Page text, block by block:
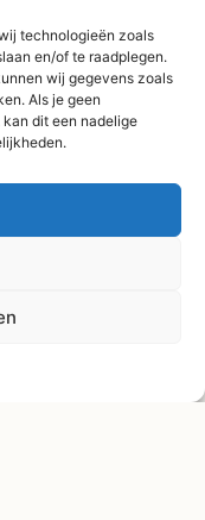
technologieën zoals
en/of te raadplegen.
wij gegevens zoals
Als je geen
dit een nadelige